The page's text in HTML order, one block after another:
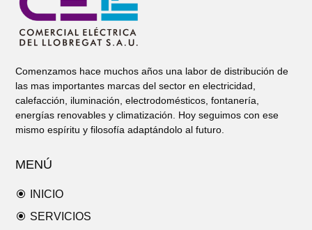
Comenzamos hace muchos años una labor de distribución de
las mas importantes marcas del sector en electricidad,
calefacción, iluminación, electrodomésticos, fontanería,
energías renovables y climatización. Hoy seguimos con ese
mismo espíritu y filosofía adaptándolo al futuro.
MENÚ
\ INICIO
\ SERVICIOS